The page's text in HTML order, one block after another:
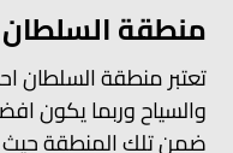
منطقة
تعتبر منطقة السلطان
والسياح وربما يكون
ضمن تلك المنطقة